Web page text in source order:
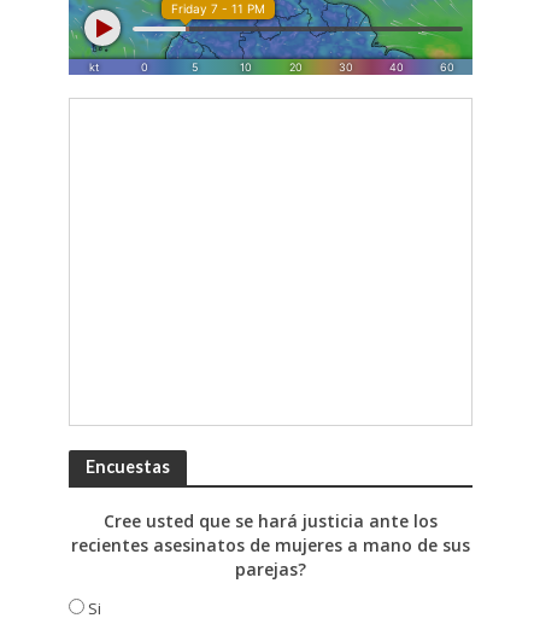
Encuestas
Cree usted que se hará justicia ante los
recientes asesinatos de mujeres a mano de sus
parejas?
Si